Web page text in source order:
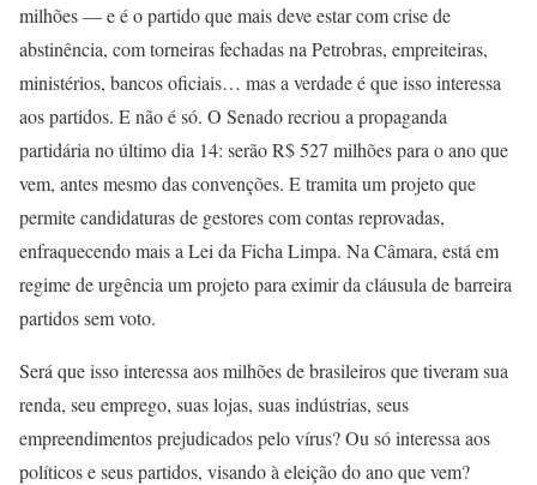
milhões — e é o partido que mais deve estar com crise de
abstinência, com torneiras fechadas na Petrobras, empreiteiras,
ministérios, bancos oficiais… mas a verdade é que isso interessa
aos partidos. E não é só. O Senado recriou a propaganda
partidária no último dia 14: serão R$ 527 milhões para o ano que
vem, antes mesmo das convenções. E tramita um projeto que
permite candidaturas de gestores com contas reprovadas,
enfraquecendo mais a Lei da Ficha Limpa. Na Câmara, está em
regime de urgência um projeto para eximir da cláusula de barreira
partidos sem voto.
Será que isso interessa aos milhões de brasileiros que tiveram sua
renda, seu emprego, suas lojas, suas indústrias, seus
empreendimentos prejudicados pelo vírus? Ou só interessa aos
políticos e seus partidos, visando à eleição do ano que vem?